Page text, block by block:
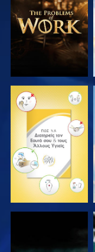
ΤΗ ΣΕΙΡΑ
ΠΑΡΑΚΟΛΟΥΘΗΣΤΕ
ΠΑΡΑΚΟΛΟΥΘΗΣΤΕ